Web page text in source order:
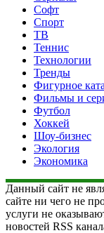
Софт
Спорт
ТВ
Теннис
Технологии
Тренды
Фигурное
Фильмы и
Футбол
Хоккей
Шоу-бизнес
Экология
Экономика
Данный сайт не
сайте ни чего не
услуги не
новостей RSS